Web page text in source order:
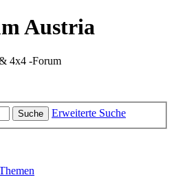
Austria
4x4 -Forum
Suche Erweiterte Suche